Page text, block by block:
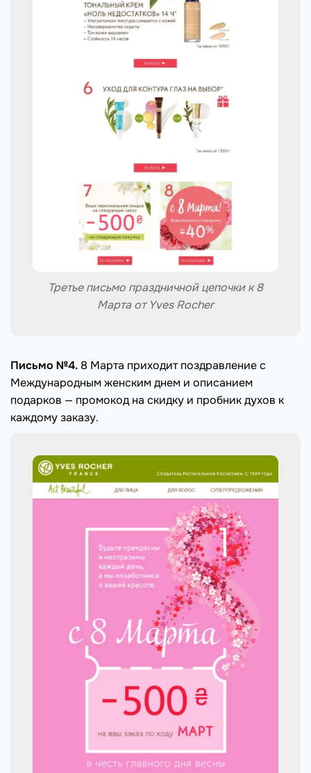
Третье письмо праздничной цепочки к 8
Марта от Yves Rocher
Письмо №4. 8 Марта приходит поздравление с
Международным женским днем и описанием
подарков — промокод на скидку и пробник духов к
каждому заказу.